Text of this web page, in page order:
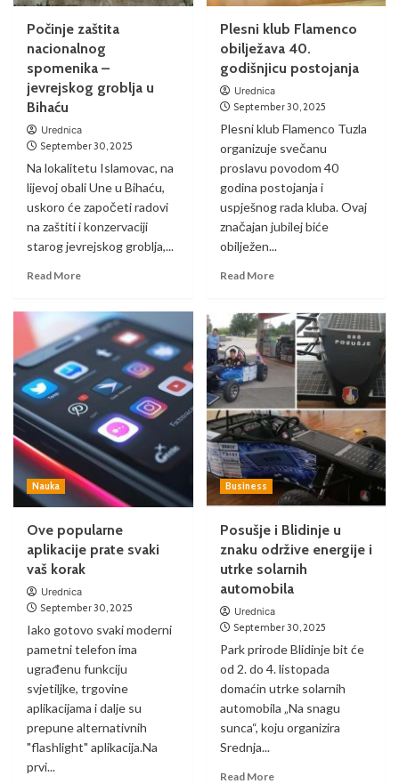
Počinje zaštita
nacionalnog
spomenika –
jevrejskog groblja u
Bihaću
Urednica
September 30, 2025
Na lokalitetu Islamovac, na
lijevoj obali Une u Bihaću,
uskoro će započeti radovi
na zaštiti i konzervaciji
starog jevrejskog groblja,...
Read More
Plesni klub Flamenco
obilježava 40.
godišnjicu postojanja
Urednica
September 30, 2025
Plesni klub Flamenco Tuzla
organizuje svečanu
proslavu povodom 40
godina postojanja i
uspješnog rada kluba. Ovaj
značajan jubilej biće
obilježen...
Read More
Nauka
Ove popularne
aplikacije prate svaki
vaš korak
Urednica
September 30, 2025
Iako gotovo svaki moderni
pametni telefon ima
ugrađenu funkciju
svjetiljke, trgovine
aplikacijama i dalje su
prepune alternativnih
"flashlight" aplikacija.Na
prvi...
Business
Posušje i Blidinje u
znaku održive energije i
utrke solarnih
automobila
Urednica
September 30, 2025
Park prirode Blidinje bit će
od 2. do 4. listopada
domaćin utrke solarnih
automobila „Na snagu
sunca“, koju organizira
Srednja...
Read More